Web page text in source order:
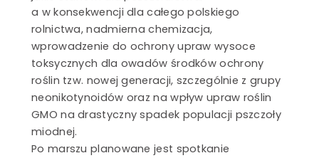
a w konsekwencji dla całego polskiego
rolnictwa, nadmierna chemizacja,
wprowadzenie do ochrony upraw wysoce
toksycznych dla owadów środków ochrony
roślin tzw. nowej generacji, szczególnie z grupy
neonikotynoidów oraz na wpływ upraw roślin
GMO na drastyczny spadek populacji pszczoły
miodnej.
Po marszu planowane jest spotkanie